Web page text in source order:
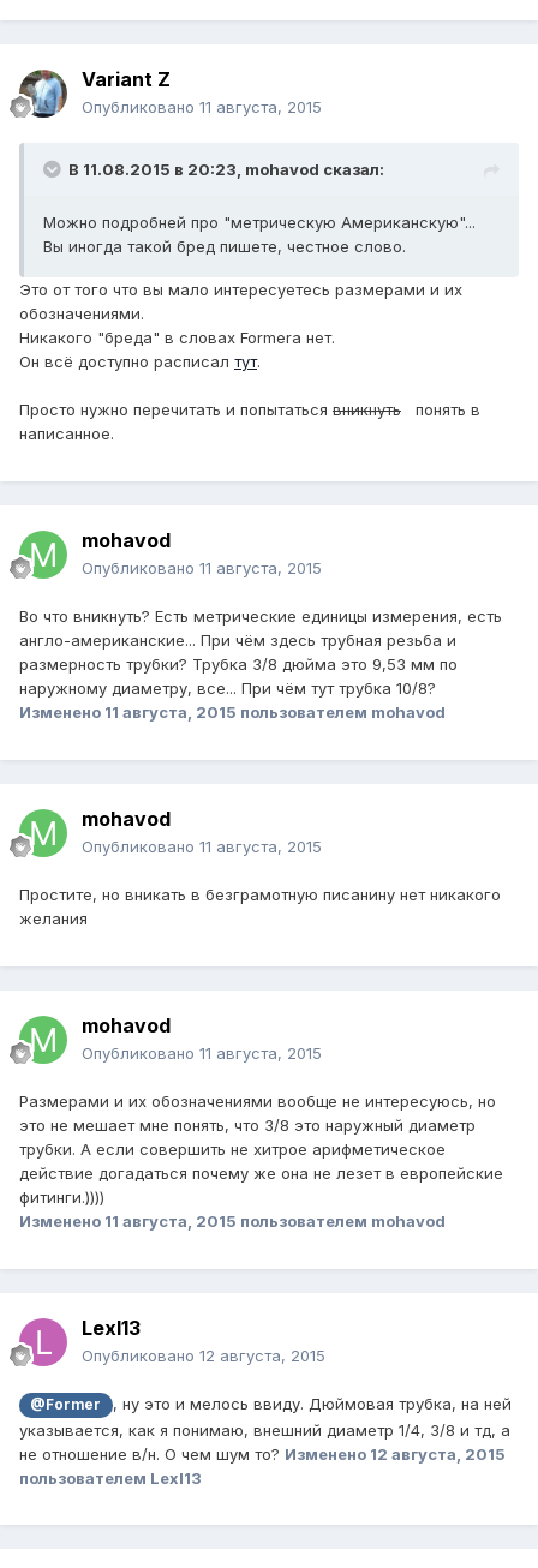
Variant Z
Опубликовано 11 августа, 2015
В 11.08.2015 в 20:23, mohavod сказал:
Можно подробней про "метрическую Американскую"...
Вы иногда такой бред пишете, честное слово.
Это от того что вы мало интересуетесь размерами и их
обозначениями.
Никакого "бреда" в словах Formera нет.
Он всё доступно расписал тут.
Просто нужно перечитать и попытаться вникнуть понять в
написанное.
mohavod
Опубликовано 11 августа, 2015
Во что вникнуть? Есть метрические единицы измерения, есть
англо-американские... При чём здесь трубная резьба и
размерность трубки? Трубка 3/8 дюйма это 9,53 мм по
наружному диаметру, все... При чём тут трубка 10/8?
Изменено 11 августа, 2015 пользователем mohavod
mohavod
Опубликовано 11 августа, 2015
Простите, но вникать в безграмотную писанину нет никакого
желания
mohavod
Опубликовано 11 августа, 2015
Размерами и их обозначениями вообще не интересуюсь, но
это не мешает мне понять, что 3/8 это наружный диаметр
трубки. А если совершить не хитрое арифметическое
действие догадаться почему же она не лезет в европейские
фитинги.))))
Изменено 11 августа, 2015 пользователем mohavod
Lexl13
Опубликовано 12 августа, 2015
@Former
, ну это и мелось ввиду. Дюймовая трубка, на ней
указывается, как я понимаю, внешний диаметр 1/4, 3/8 и тд, а
не отношение в/н. О чем шум то? Изменено 12 августа, 2015
пользователем Lexl13